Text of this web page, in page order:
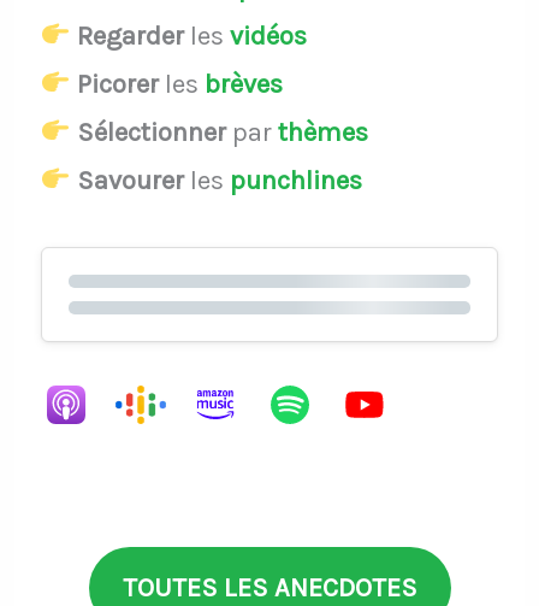
Regarderles vidéos
Picorerles brèves
Sélectionnerparthèmes
Savourerles punchlines
TOUTES LES ANECDOTES